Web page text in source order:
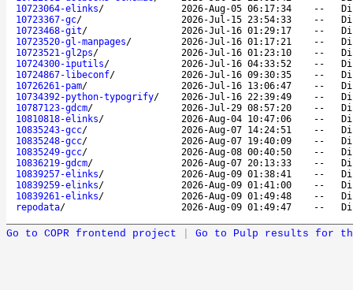
10723064-elinks/ 2026-Aug-05 06:17:34 --
10723367-gc/ 2026-Jul-15 23:54:33 --
10723468-git/ 2026-Jul-16 01:29:17 --
10723520-gl-manpages/ 2026-Jul-16 01:17:21 --
10723521-gl2ps/ 2026-Jul-16 01:23:10 --
10724300-iputils/ 2026-Jul-16 04:33:52 --
10724867-libeconf/ 2026-Jul-16 09:30:35 --
10726261-pam/ 2026-Jul-16 13:06:47 --
10734392-python-typogrify/ 2026-Jul-16 22:39:49 --
10787123-gdcm/ 2026-Jul-29 08:57:20 --
10810818-elinks/ 2026-Aug-04 10:47:06 --
10835243-gcc/ 2026-Aug-07 14:24:51 --
10835248-gcc/ 2026-Aug-07 19:40:09 --
10835249-gcc/ 2026-Aug-08 00:40:50 --
10836219-gdcm/ 2026-Aug-07 20:13:33 --
10839257-elinks/ 2026-Aug-09 01:38:41 --
10839259-elinks/ 2026-Aug-09 01:41:00 --
10839261-elinks/ 2026-Aug-09 01:49:48 --
repodata/ 2026-Aug-09 01:49:47 --
Go to COPR frontend project Go to Pulp results for